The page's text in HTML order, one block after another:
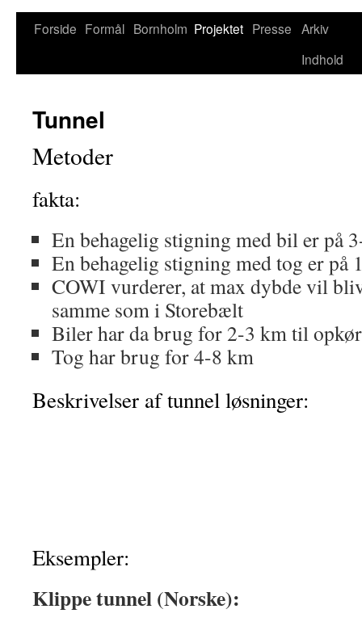
Hop
Forside Formål Bornholm Projektet Presse Arkiv
Indhold
Tunnel
Metoder
fakta:
En behagelig stigning med bil er på
En behagelig stigning med tog er på
COWI vurderer, at max dybde vil
samme som i Storebælt
Biler har da brug for 2-3 km til
Tog har brug for 4-8 km
Beskrivelser af tunnel løsninger:
Eksempler:
Klippe tunnel (Norske):